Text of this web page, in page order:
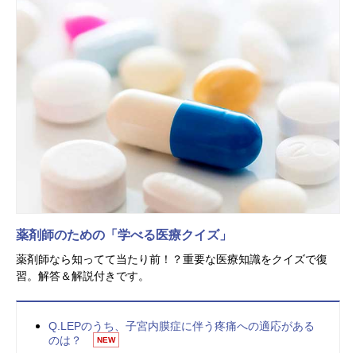
薬剤師のための「学べる医療クイズ」
薬剤師なら知ってて当たり前！？重要な医療知識をクイズで復
習。解答＆解説付きです。
Q.LEPのうち、子宮内膜症に伴う疼痛への適応がある
のは？
NEW